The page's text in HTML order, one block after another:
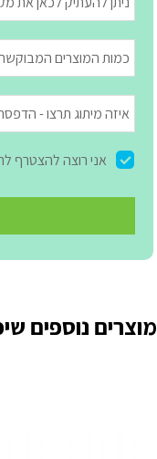
מוצרים נוספים